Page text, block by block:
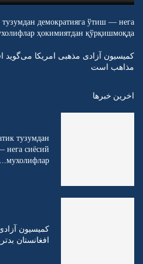
демократияга ўтиш — нега
ҳокимиятдан қўрқишмоқда?
کمیسیون آزادی مذهبی امریکا می‌گوید
مذاهب است
اخرین خبرها
тузумдан
нега сиёсий
мухолифлар...
کمیسیون
افغانستان